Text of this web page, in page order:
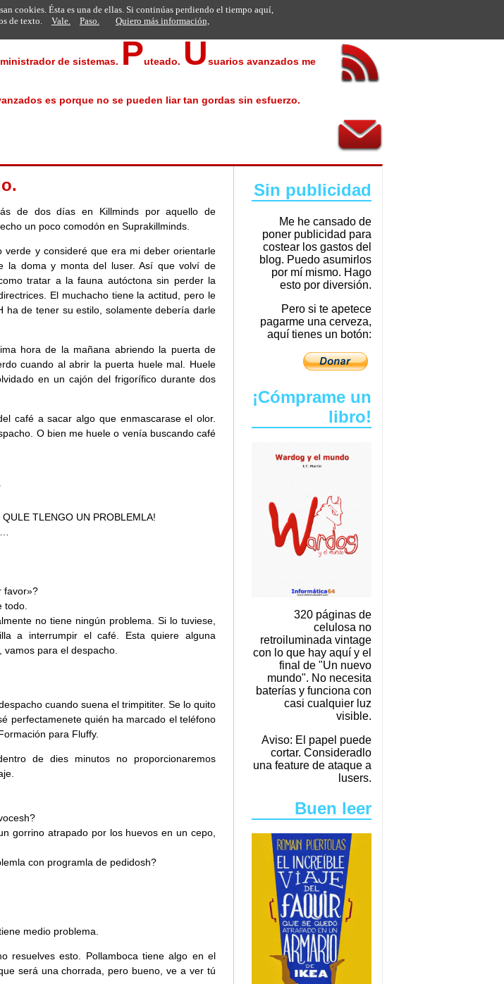
de sistemas. Puteado. Usuarios avanzados me
es porque no se pueden liar tan gordas sin esfuerzo.
Sin publicidad
Me he cansado de
poner publicidad para
costear los gastos del
blog. Puedo asumirlos
por mí mismo. Hago
esto por diversión.
Pero si te apetece
pagarme una cerveza,
aquí tienes un botón:
¡Cómprame un
libro!
320 páginas de
celulosa no
retroiluminada vintage
con lo que hay aquí y el
final de "Un nuevo
mundo". No necesita
baterías y funciona con
casi cualquier luz
visible.
Aviso: El papel puede
cortar. Consideradlo
una feature de ataque a
lusers.
Buen leer
de dos días en Killminds por aquello de
un poco comodón en Suprakillminds.
verde y consideré que era mi deber orientarle
la doma y monta del luser. Así que volví de
tratar a la fauna autóctona sin perder la
El muchacho tiene la actitud, pero le
ha de tener su estilo, solamente debería darle
hora de la mañana abriendo la puerta de
cuando al abrir la puerta huele mal. Huele
en un cajón del frigorífico durante dos
café a sacar algo que enmascarase el olor.
O bien me huele o venía buscando café
TLENGO UN PROBLEMLA!
favor»?
todo.
no tiene ningún problema. Si lo tuviese,
a interrumpir el café. Esta quiere alguna
para el despacho.
cuando suena el trimpititer. Se lo quito
perfectamenete quién ha marcado el teléfono
para Fluffy.
de dies minutos no proporcionaremos
gorrino atrapado por los huevos en un cepo,
con programla de pedidosh?
medio problema.
resuelves esto. Pollamboca tiene algo en el
será una chorrada, pero bueno, ve a ver tú
cookies. Ésta es una de ellas. Si continúas perdiendo el tiempo aquí,
de texto.
Vale. Paso. Quiero más información,